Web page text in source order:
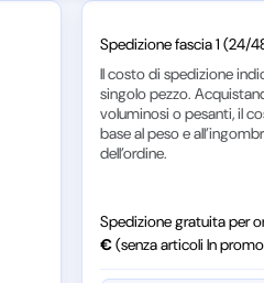
Spedizione fascia 1 (24/
Il costo di spedizione
singolo pezzo.
voluminosi o pesanti, il
base al peso e
dell’ordine.
Spedizione gratuita per
€(senza articoli In